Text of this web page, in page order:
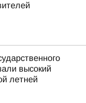
высокий
летней